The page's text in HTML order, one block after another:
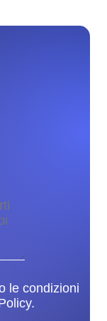
le condizioni